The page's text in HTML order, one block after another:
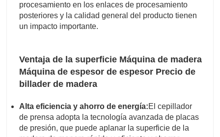
procesamiento en los enlaces de procesamiento
posteriores y la calidad general del producto tienen
un impacto importante.
Ventaja de la superficie Máquina de madera
Máquina de espesor de espesor Precio de
billader de madera
Alta eficiencia y ahorro de energía:El cepillador
de prensa adopta la tecnología avanzada de placas
de presión, que puede aplanar la superficie de la